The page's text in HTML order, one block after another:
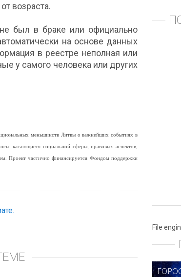
возраста.
был в браке или официально
на основе данных
в реестре неполная или
у самого человека или других
меньшинств Литвы о важнейших событиях в
касающиеся социальной сферы, правовых аспектов,
Проект частично финансируется Фондом поддержки
File